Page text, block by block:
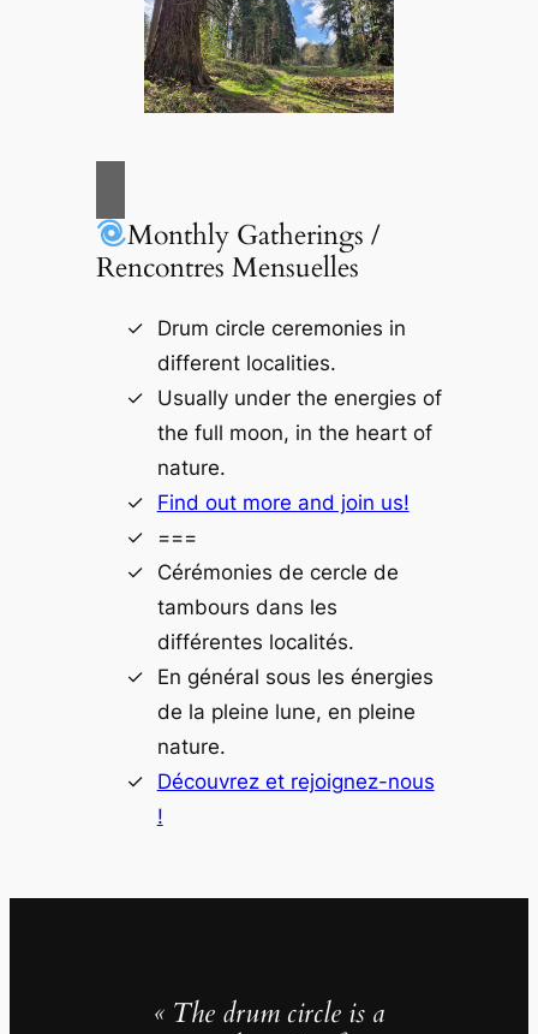
Monthly Gatherings /
Rencontres Mensuelles
Drum circle ceremonies in
different localities.
Usually under the energies of
the full moon, in the heart of
nature.
Find out more and join us!
===
Cérémonies de cercle de
tambours dans les
différentes localités.
En général sous les énergies
de la pleine lune, en pleine
nature.
Découvrez et rejoignez-nous
!
« The drum circle is a